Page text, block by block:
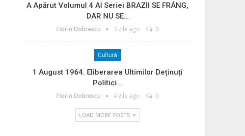
A Apărut Volumul 4 Al Seriei BRAZII SE FRÂNG,
DAR NU SE…
Florin Dobrescu 3 zile ago 0
Cultură
1 August 1964. Eliberarea Ultimilor Deținuți
Politici…
Florin Dobrescu 4 zile ago 0
LOAD MORE POSTS